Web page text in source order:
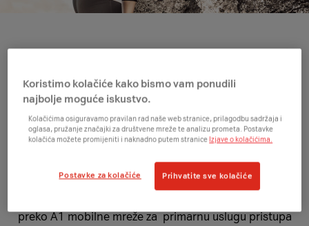
Pričuvni pristup preko
najkvalitetnije mobilne
mreže.
preko A1 mobilne mreže za primarnu uslugu pristupa
Koristimo kolačiće kako bismo vam ponudili
najbolje moguće iskustvo.
Kolačićima osiguravamo pravilan rad naše web stranice, prilagodbu sadržaja i
oglasa, pružanje značajki za društvene mreže te analizu prometa. Postavke
kolačića možete promijeniti i naknadno putem stranice Izjave o kolačićima.
Postavke za kolačiće Prihvatite sve kolačiće